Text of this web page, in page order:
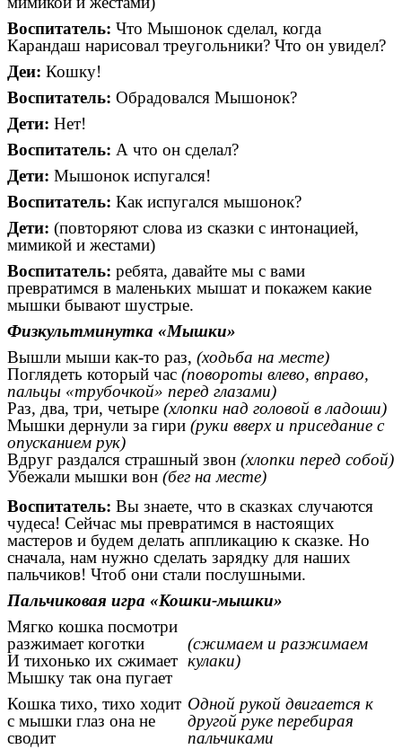
Воспитатель: Что Мышонок сделал, когда
Карандаш нарисовал треугольники? Что он увидел?
Деи: Кошку!
Воспитатель: Обрадовался Мышонок?
Дети: Нет!
Воспитатель: А что он сделал?
Дети: Мышонок испугался!
Воспитатель: Как испугался мышонок?
Дети: (повторяют слова из сказки с интонацией,
мимикой и жестами)
Воспитатель: ребята, давайте мы с вами
превратимся в маленьких мышат и покажем какие
мышки бывают шустрые.
Физкультминутка «Мышки»
Вышли мыши как-то раз, (ходьба на месте)
Поглядеть который час (повороты влево, вправо,
пальцы «трубочкой» перед глазами)
Раз, два, три, четыре (хлопки над головой в ладоши)
Мышки дернули за гири (руки вверх и приседание с
опусканием рук)
Вдруг раздался страшный звон (хлопки перед собой)
Убежали мышки вон (бег на месте)
Воспитатель: Вы знаете, что в сказках случаются
чудеса! Сейчас мы превратимся в настоящих
мастеров и будем делать аппликацию к сказке. Но
сначала, нам нужно сделать зарядку для наших
пальчиков! Чтоб они стали послушными.
Пальчиковая игра «Кошки-мышки»
Мягко кошка посмотри
разжимает коготки
И тихонько их сжимает
Мышку так она пугает
(сжимаем и разжимаем
кулаки)
Кошка тихо, тихо ходит
с мышки глаз она не
сводит
Одной рукой двигается к
другой руке перебирая
пальчиками